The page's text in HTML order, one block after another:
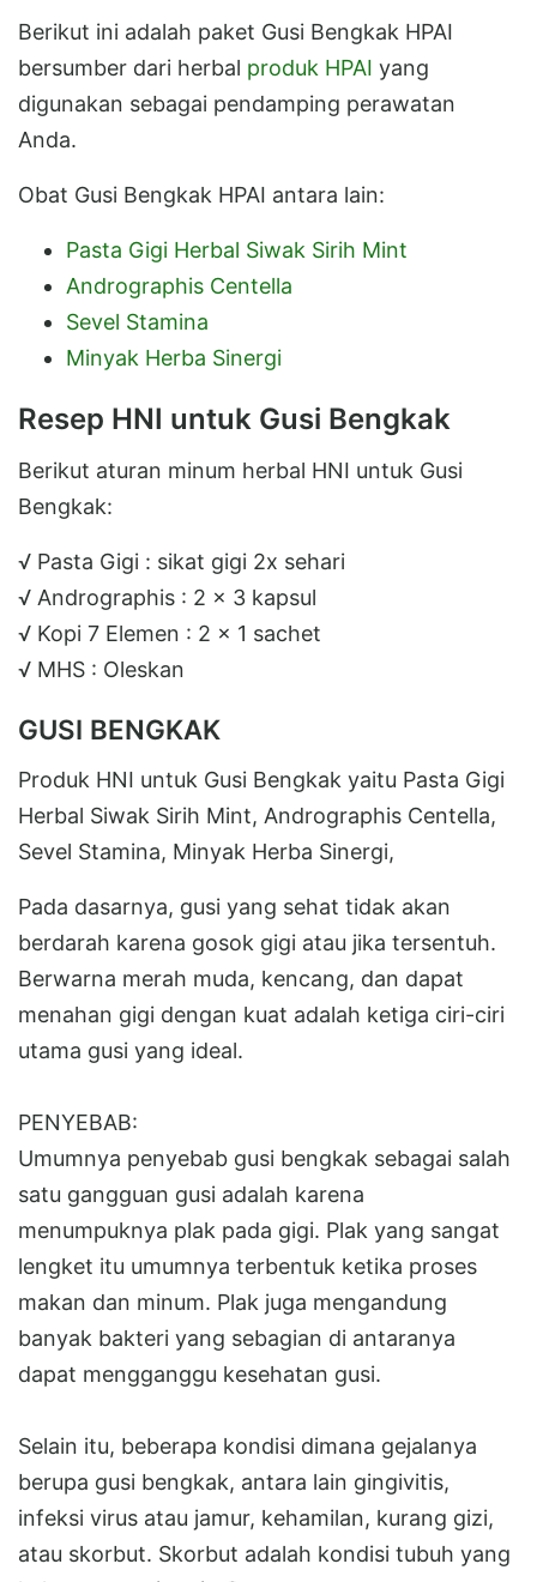
Berikut ini adalah paket Gusi Bengkak HPAI
bersumber dari herbal produk HPAI yang
digunakan sebagai pendamping perawatan
Anda.
Obat Gusi Bengkak HPAI antara lain:
Pasta Gigi Herbal Siwak Sirih Mint
Andrographis Centella
Sevel Stamina
Minyak Herba Sinergi
Resep HNI untuk Gusi Bengkak
Berikut aturan minum herbal HNI untuk Gusi
Bengkak:
√ Pasta Gigi : sikat gigi 2x sehari
√ Andrographis : 2 x 3 kapsul
√ Kopi 7 Elemen : 2 x 1 sachet
√ MHS : Oleskan
GUSI BENGKAK
Produk HNI untuk Gusi Bengkak yaitu Pasta Gigi
Herbal Siwak Sirih Mint, Andrographis Centella,
Sevel Stamina, Minyak Herba Sinergi,
Pada dasarnya, gusi yang sehat tidak akan
berdarah karena gosok gigi atau jika tersentuh.
Berwarna merah muda, kencang, dan dapat
menahan gigi dengan kuat adalah ketiga ciri-ciri
utama gusi yang ideal.
PENYEBAB:
Umumnya penyebab gusi bengkak sebagai salah
satu gangguan gusi adalah karena
menumpuknya plak pada gigi. Plak yang sangat
lengket itu umumnya terbentuk ketika proses
makan dan minum. Plak juga mengandung
banyak bakteri yang sebagian di antaranya
dapat mengganggu kesehatan gusi.
Selain itu, beberapa kondisi dimana gejalanya
berupa gusi bengkak, antara lain gingivitis,
infeksi virus atau jamur, kehamilan, kurang gizi,
atau skorbut. Skorbut adalah kondisi tubuh yang